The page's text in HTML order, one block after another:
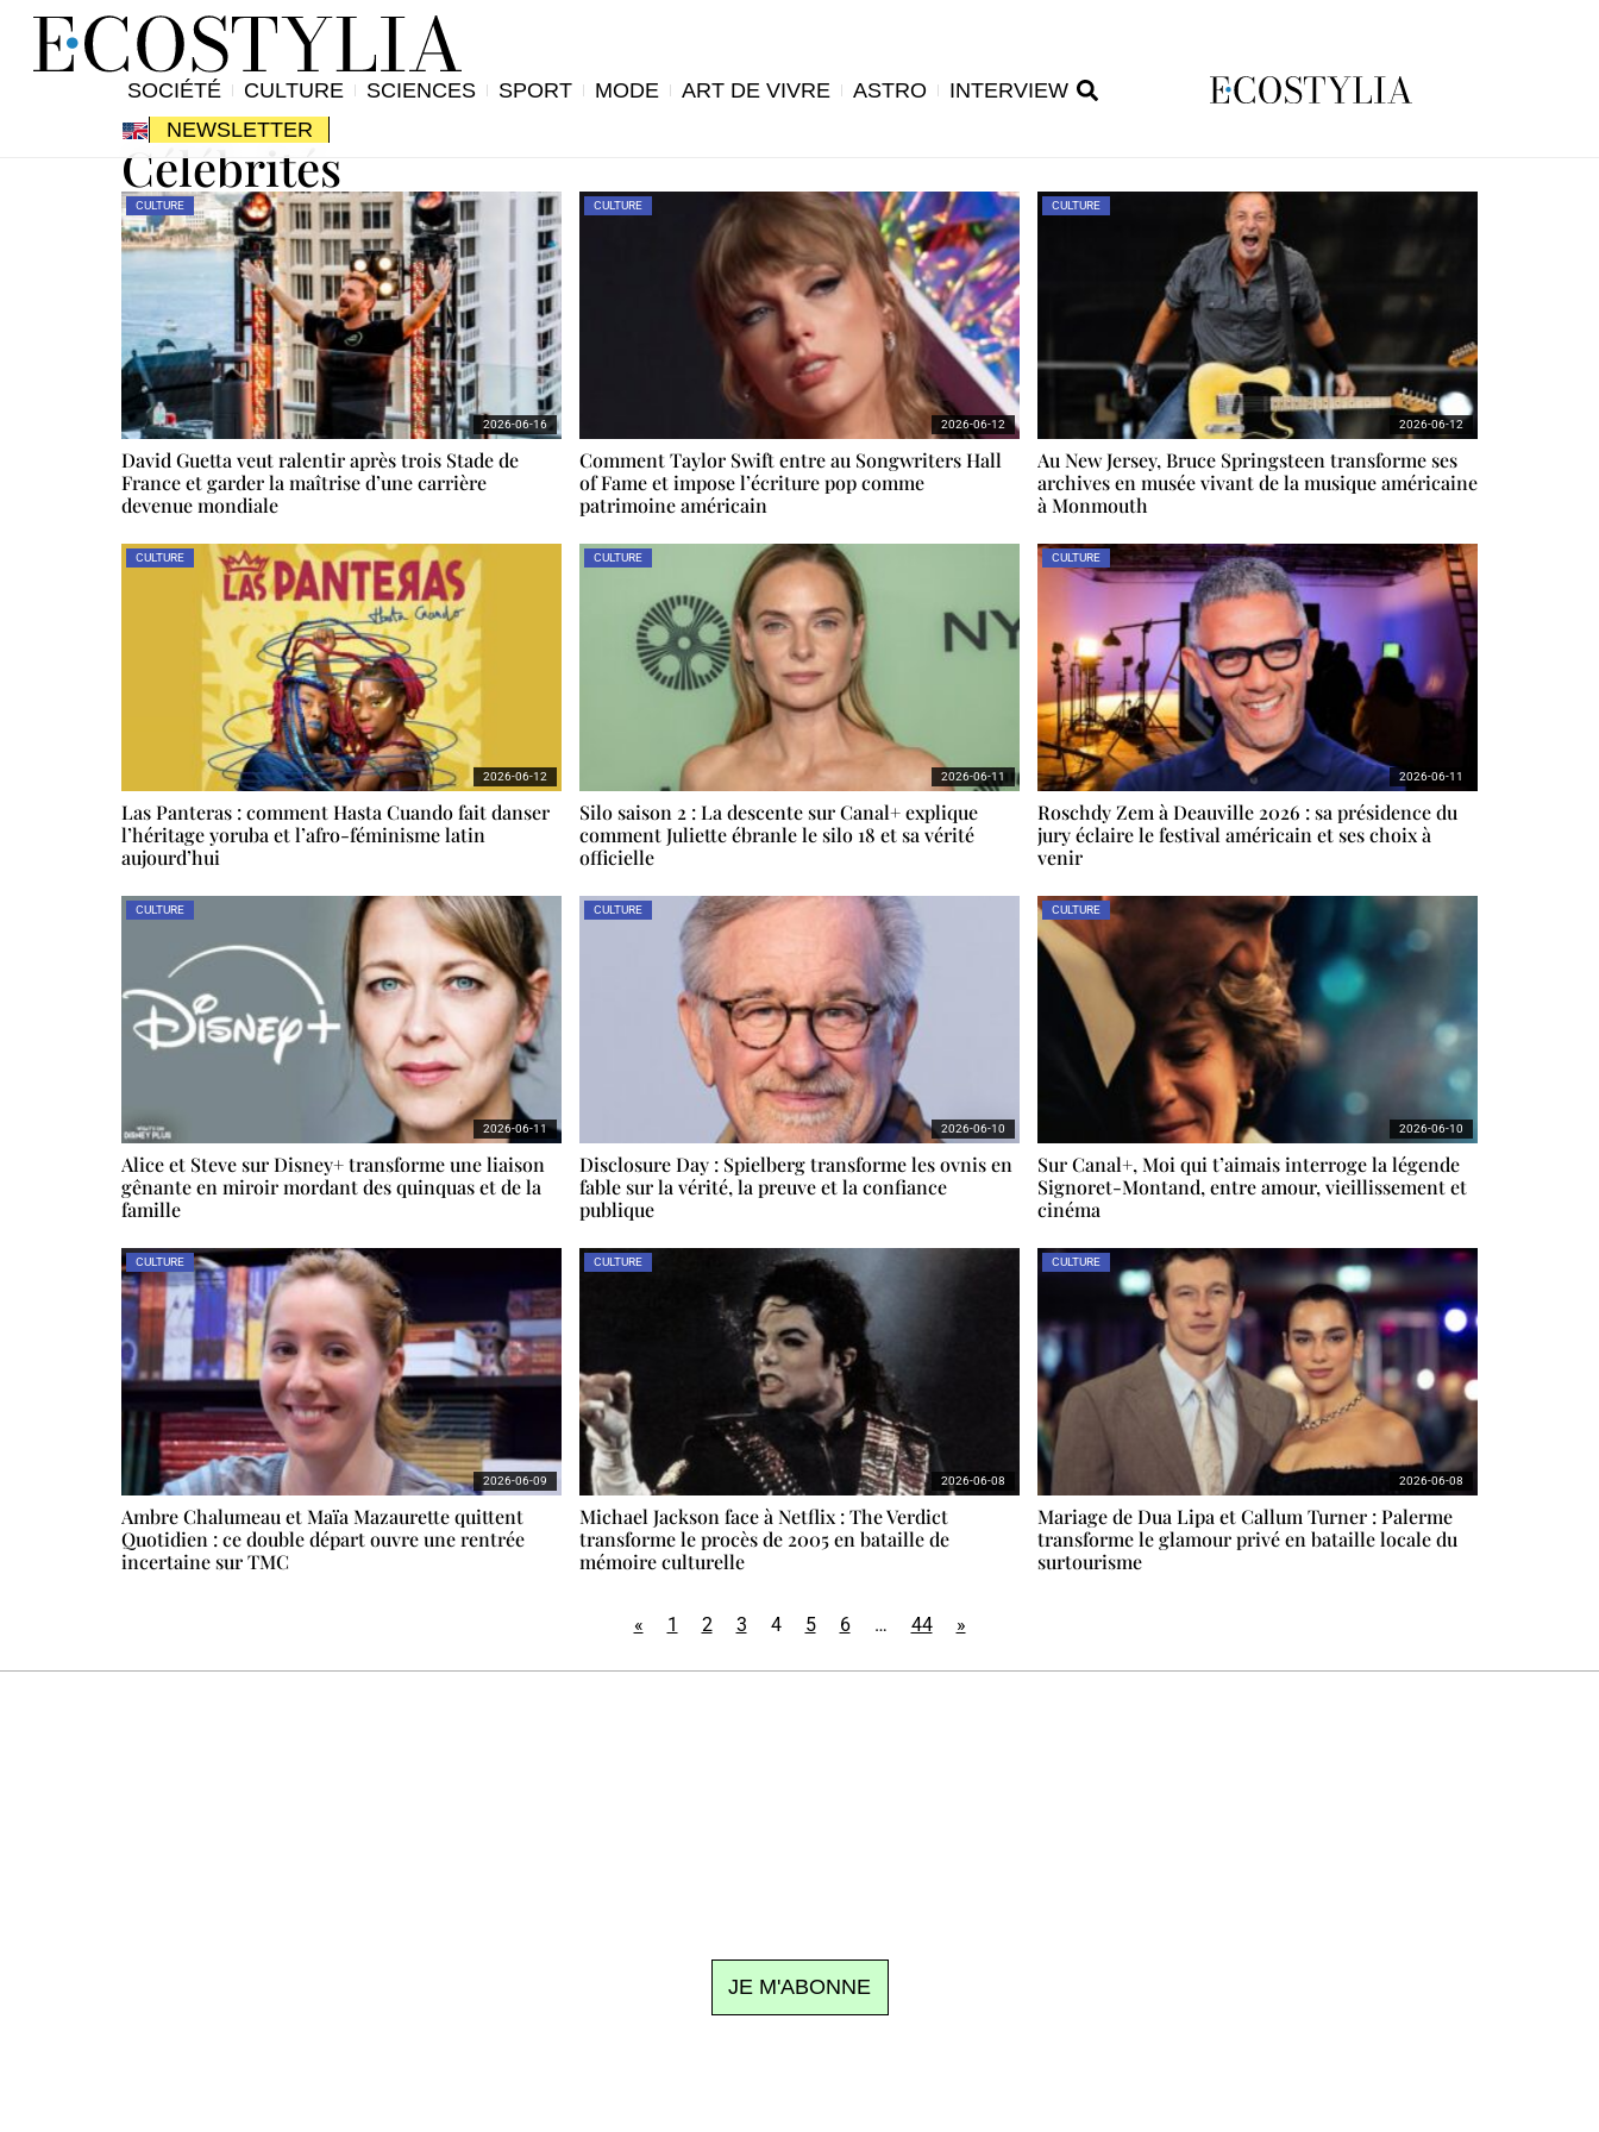
SOCIÉTÉ CULTURE SCIENCES SPORT MODE ART DE VIVRE ASTRO
INTERVIEW
NEWSLETTER
Célébrités
CULTURE
David Guetta veut ralentir après trois Stade de
France et garder la maîtrise d’une carrière
devenue mondiale
2026-06-16
CULTURE
Comment Taylor Swift entre au Songwriters Hall
of Fame et impose l’écriture pop comme
patrimoine américain
2026-06-12
CULTURE
Au New Jersey, Bruce Springsteen transforme ses
archives en musée vivant de la musique américaine
à Monmouth
2026-06-12
CULTURE
Las Panteras : comment Hasta Cuando fait danser
l’héritage yoruba et l’afro-féminisme latin
aujourd’hui
2026-06-12
CULTURE
Silo saison 2 : La descente sur Canal+ explique
comment Juliette ébranle le silo 18 et sa vérité
officielle
2026-06-11
CULTURE
Roschdy Zem à Deauville 2026 : sa présidence du
jury éclaire le festival américain et ses choix à
venir
2026-06-11
CULTURE
Alice et Steve sur Disney+ transforme une liaison
gênante en miroir mordant des quinquas et de la
famille
2026-06-11
CULTURE
Disclosure Day : Spielberg transforme les ovnis en
fable sur la vérité, la preuve et la confiance
publique
2026-06-10
CULTURE
Sur Canal+, Moi qui t’aimais interroge la légende
Signoret-Montand, entre amour, vieillissement et
cinéma
2026-06-10
CULTURE
Ambre Chalumeau et Maïa Mazaurette quittent
Quotidien : ce double départ ouvre une rentrée
incertaine sur TMC
2026-06-09
CULTURE
Michael Jackson face à Netflix : The Verdict
transforme le procès de 2005 en bataille de
mémoire culturelle
2026-06-08
CULTURE
Mariage de Dua Lipa et Callum Turner : Palerme
transforme le glamour privé en bataille locale du
surtourisme
2026-06-08
« 1 2 3 4 5 6 … 44 »
JE M'ABONNE